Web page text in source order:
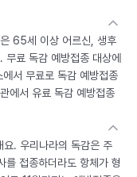
65세 이상 어르신, 생후
료 독감 예방접종 대상에
서 무료로 독감 예방접종
에서 유료 독감 예방접종
. 우리나라의 독감은 주
를 접종하더라도 항체가 형